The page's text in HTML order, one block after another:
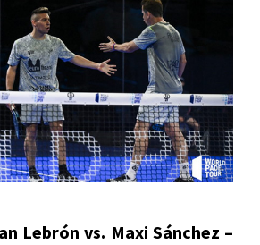
Lebrón vs. Maxi Sánchez –